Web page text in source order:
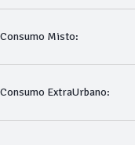
Consumo Misto:
Consumo ExtraUrbano: